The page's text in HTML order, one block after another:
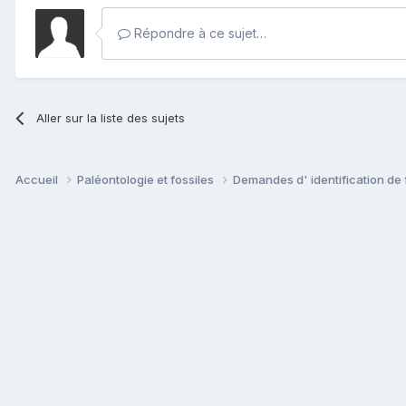
Répondre à ce sujet…
Aller sur la liste des sujets
Accueil Paléontologie et fossiles Demandes d' identification de